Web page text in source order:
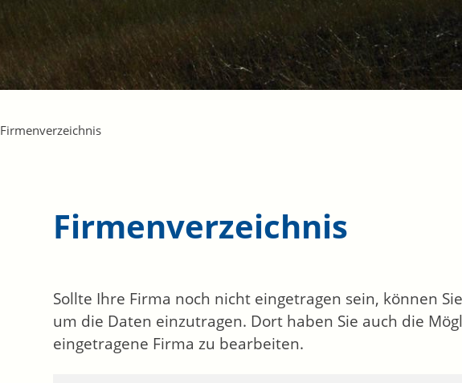
Firmenverzeichnis
Firmenverzeichnis
Sollte Ihre Firma noch nicht eingetragen sein, können
um die Daten einzutragen. Dort haben Sie auch die
eingetragene Firma zu bearbeiten.